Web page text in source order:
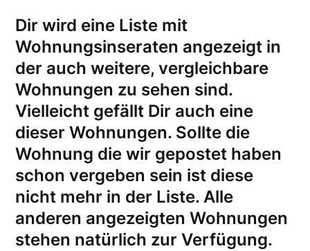
Dir wird eine Liste mit
Wohnungsinseraten angezeigt in
der auch weitere, vergleichbare
Wohnungen zu sehen sind.
Vielleicht gefällt Dir auch eine
dieser Wohnungen. Sollte die
Wohnung die wir gepostet haben
schon vergeben sein ist diese
nicht mehr in der Liste. Alle
anderen angezeigten Wohnungen
stehen natürlich zur Verfügung.